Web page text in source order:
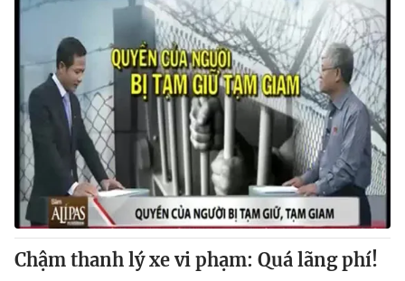
Chậm thanh lý xe vi phạm: Quá lãng phí!